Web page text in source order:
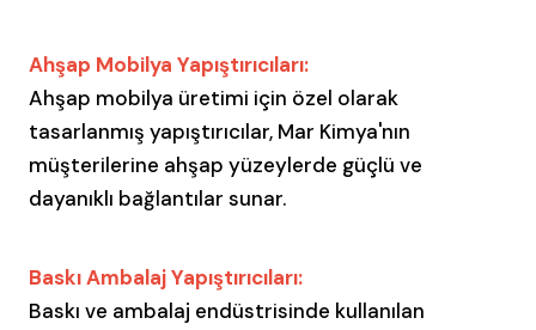
Ahşap Mobilya Yapıştırıcıları:
Ahşap mobilya üretimi için özel olarak
tasarlanmış yapıştırıcılar, Mar Kimya'nın
müşterilerine ahşap yüzeylerde güçlü ve
dayanıklı bağlantılar sunar.
Baskı Ambalaj Yapıştırıcıları:
Baskı ve ambalaj endüstrisinde kullanılan